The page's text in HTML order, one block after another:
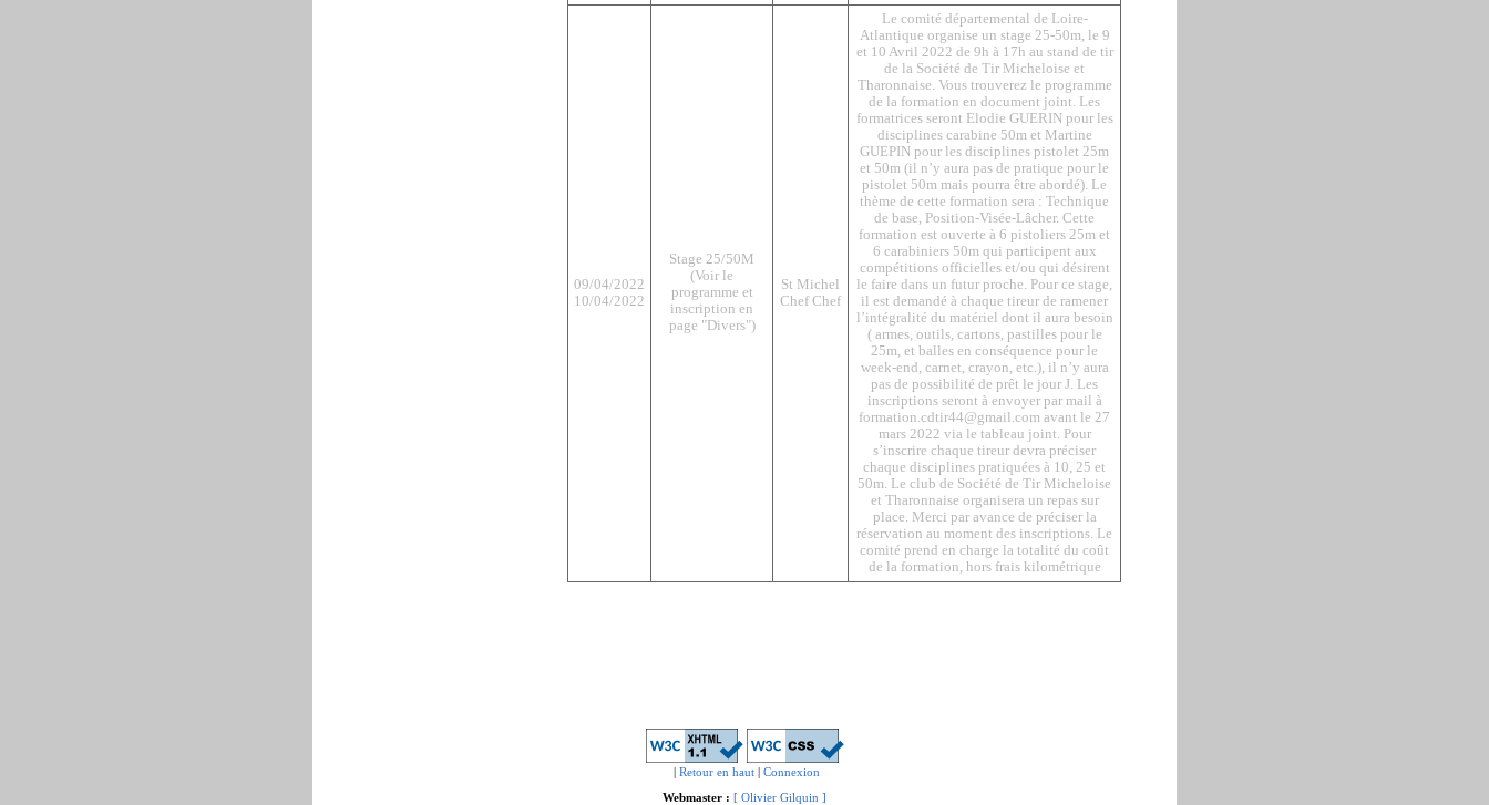
09/04/2022
10/04/2022
Stage 25/50M
(Voir le
programme et
inscription en
page "Divers")
St Michel
Chef Chef
Le comité départemental de Loire-
Atlantique organise un stage 25-50m, le 9
et 10 Avril 2022 de 9h à 17h au stand de tir
de la Société de Tir Micheloise et
Tharonnaise. Vous trouverez le programme
de la formation en document joint. Les
formatrices seront Elodie GUERIN pour les
disciplines carabine 50m et Martine
GUEPIN pour les disciplines pistolet 25m
et 50m (il n’y aura pas de pratique pour le
pistolet 50m mais pourra être abordé). Le
thème de cette formation sera : Technique
de base, Position-Visée-Lâcher. Cette
formation est ouverte à 6 pistoliers 25m et
6 carabiniers 50m qui participent aux
compétitions officielles et/ou qui désirent
le faire dans un futur proche. Pour ce stage,
il est demandé à chaque tireur de ramener
l’intégralité du matériel dont il aura besoin
( armes, outils, cartons, pastilles pour le
25m, et balles en conséquence pour le
week-end, carnet, crayon, etc.), il n’y aura
pas de possibilité de prêt le jour J. Les
inscriptions seront à envoyer par mail à
formation.cdtir44@gmail.com avant le 27
mars 2022 via le tableau joint. Pour
s’inscrire chaque tireur devra préciser
chaque disciplines pratiquées à 10, 25 et
50m. Le club de Société de Tir Micheloise
et Tharonnaise organisera un repas sur
place. Merci par avance de préciser la
réservation au moment des inscriptions. Le
comité prend en charge la totalité du coût
de la formation, hors frais kilométrique
| Retour en haut| Connexion
Webmaster : [ Olivier Gilquin ]